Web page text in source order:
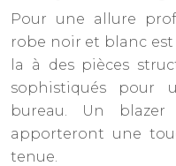
Pour une allure
robe noir et blanc est
la à des pièces
sophistiqués pour
bureau. Un
apporteront une
tenue.